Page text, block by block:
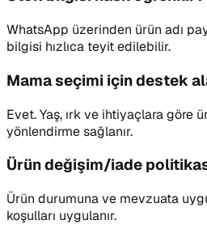
WhatsApp üzerinden ürün adı
bilgisi hızlıca teyit edilebilir.
Mama seçimi için destek
Evet. Yaş, ırk ve ihtiyaçlara göre
yönlendirme sağlanır.
Ürün değişim/iade
Ürün durumuna ve mevzuata
koşulları uygulanır.